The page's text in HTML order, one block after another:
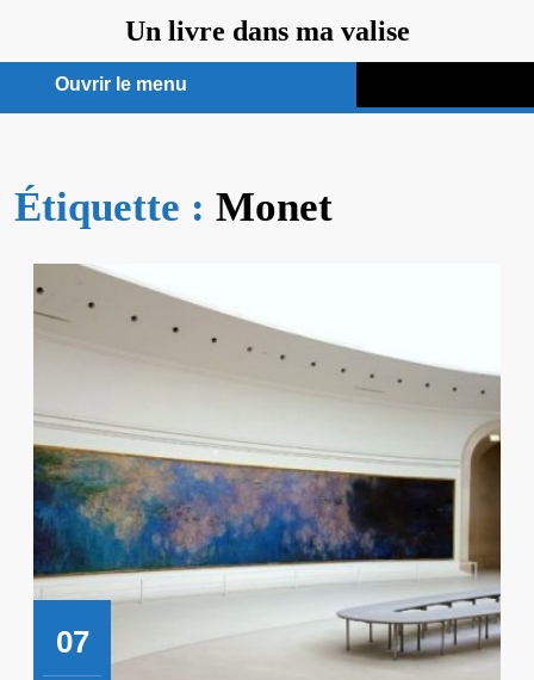
contenu
Un livre dans ma valise
Ouvrir le menu
menu
Étiquette : Monet
07